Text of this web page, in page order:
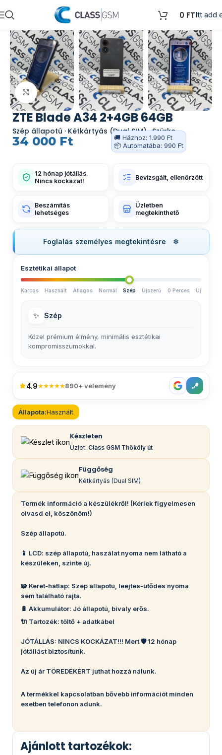
0 FTItt add
Kattints a nagyításhoz
ZTE Blade A34 2+4GB 64GB
Szép állapotú · Kétkártyás (Dual SIM) · Szürke
34 000 Ft
🚚 Házhoz: 1.990 Ft
📦 Automatába: 990 Ft
12 hónap jótállás.
Nincs kockázat!
Bevizsgált, ellenőrzött
Beszámítás
lehetséges
Üzletben
megtekinthető
Foglalás személyes megtekintésre
Esztétikai állapot
Karcos Használt Átlagos Normál Szép Újszerű 0 Perces Új
✨ Szép
Közel prémium élmény, minimális esztétikai
kompromisszumokkal.
4.9★★★★★890+ vélemény
Állapota:Használt
Készleten
Üzlet: Class GSM Thököly út
Függőség
Kétkártyás (Dual SIM)
Termék információ a készülékről! (Kérlek figyelmesen
olvasd el, köszönöm!)
Szép állapotú.
📱 LCD: szép állapotú, haszálat nyoma nem látható a
készüléken, szinte új.
🧩 Keret-hátlap: Szép állapotú, leejtés-ütődés nyoma
sem található rajta.
🔋 Akkumulátor: Jó állapotú, bivaly erős.
🔌 Tartozék: töltő + adatkábel
JÓTÁLLÁS: NINCS KOCKÁZAT!!! Mert 🛡️ 12 hónap
jótállást biztosítunk.
Az új ár TÖREDÉKÉRT juthat hozzá nálunk.
A termékkel kapcsolatban bővebb információt minden
esetben telefonon adunk.
Ajánlott tartozékok: